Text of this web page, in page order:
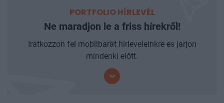
PORTFOLIO HÍRLEVÉL
Ne maradjon le a friss hírekről!
Iratkozzon fel mobilbarát hírleveleinkre és járjon
mindenki előtt.